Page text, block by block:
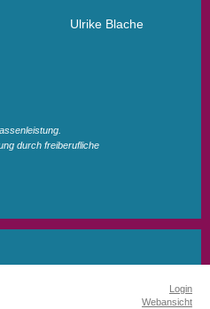
Blache
durch freiberufliche
Login
Webansicht